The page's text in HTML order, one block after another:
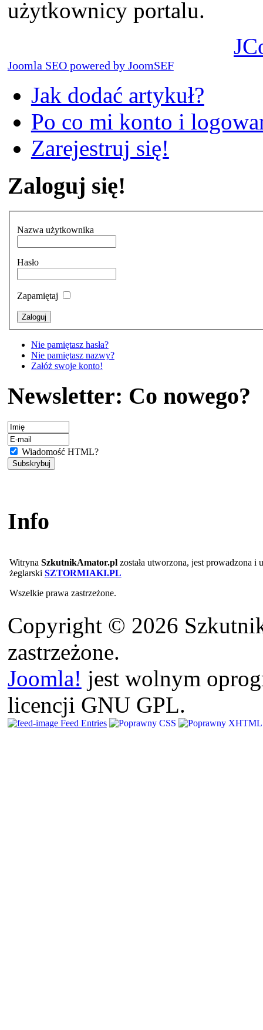
użytkownicy portalu.
Joomla SEO powered by JoomSEF
Jak dodać artykuł?
Po co mi konto i
Zarejestruj się!
Zaloguj się!
Nazwa użytkownika
Hasło
Zapamiętaj
Nie pamiętasz hasła?
Nie pamiętasz nazwy?
Załóż swoje konto!
Newsletter: Co nowego?
Wiadomość HTML?
Info
Witryna SzkutnikAmator.plzostała utworzona, jest prowadzona i
żeglarski SZTORMIAKI.PL
Wszelkie prawa zastrzeżone.
Copyright © 2026
zastrzeżone.
Joomla! jest wolnym
licencji GNU GPL.
Feed Entries